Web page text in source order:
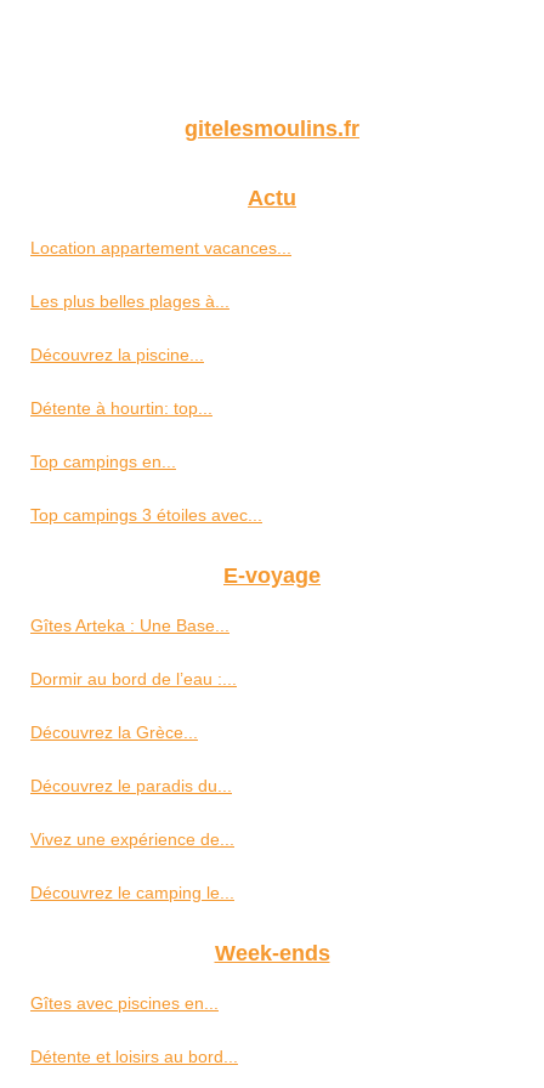
gitelesmoulins.fr
Actu
Location appartement vacances...
Les plus belles plages à...
Découvrez la piscine...
Détente à hourtin: top...
Top campings en...
Top campings 3 étoiles avec...
E-voyage
Gîtes Arteka : Une Base...
Dormir au bord de l’eau :...
Découvrez la Grèce...
Découvrez le paradis du...
Vivez une expérience de...
Découvrez le camping le...
Week-ends
Gîtes avec piscines en...
Détente et loisirs au bord...